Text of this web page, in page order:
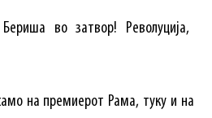
во затвор! Револуција,
на премиерот Рама, туку и на